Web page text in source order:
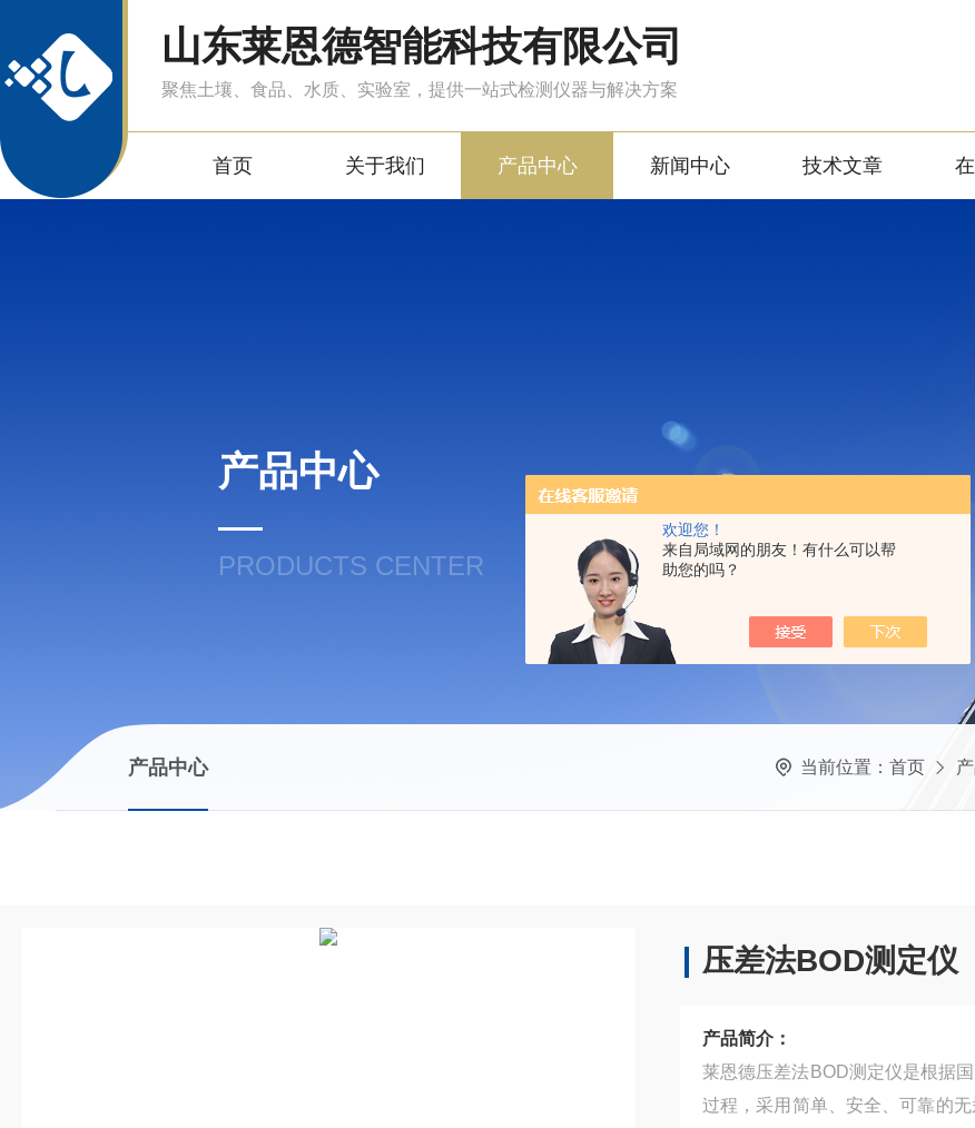
欢迎您！
来自局域网的朋友！有什么可以帮
助您的吗？
山东莱恩德智能科技有限公司
聚焦土壤、食品、水质、实验室，提供一站式检测仪器与解决方案
首页 关于我们 产品中心 新闻中心 技术文章
产品中心
PRODUCTS CENTER
产品中心 当前位置： 首页
压差法BOD测定仪
产品简介：
莱恩德压差法BOD测定仪是根据
过程，采用简单、安全、可靠的